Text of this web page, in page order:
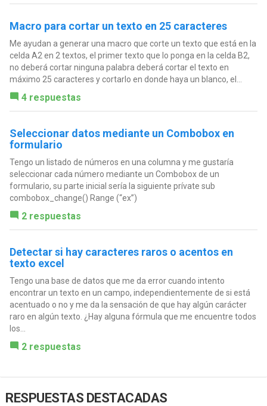
Macro para cortar un texto en 25 caracteres
Me ayudan a generar una macro que corte un texto que está en la
celda A2 en 2 textos, el primer texto que lo ponga en la celda B2,
no deberá cortar ninguna palabra deberá cortar el texto en
máximo 25 caracteres y cortarlo en donde haya un blanco, el...
4 respuestas
Seleccionar datos mediante un Combobox en
formulario
Tengo un listado de números en una columna y me gustaría
seleccionar cada número mediante un Combobox de un
formulario, su parte inicial sería la siguiente prívate sub
combobox_change() Range (“ex”)
2 respuestas
Detectar si hay caracteres raros o acentos en
texto excel
Tengo una base de datos que me da error cuando intento
encontrar un texto en un campo, independientemente de si está
acentuado o no y me da la sensación de que hay algún carácter
raro en algún texto. ¿Hay alguna fórmula que me encuentre todos
los...
2 respuestas
RESPUESTAS DESTACADAS